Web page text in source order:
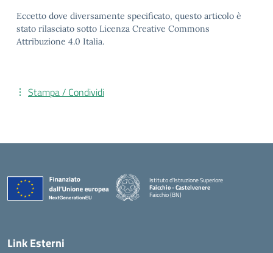
Eccetto dove diversamente specificato, questo articolo è
stato rilasciato sotto Licenza Creative Commons
Attribuzione 4.0 Italia.
Stampa / Condividi
Istituto d'Istruzione Superiore
Faicchio - Castelvenere
Faicchio (BN)
Link Esterni